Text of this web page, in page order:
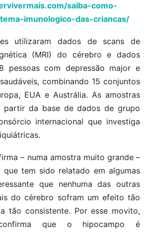
saiba-como-
imunologico-das-criancas/
utilizaram dados de scans de
(MRI) do cérebro e dados
pessoas com depressão major e
combinando 15 conjuntos
EUA e Austrália. As amostras
partir da base de dados de grupo
internacional que investiga
– numa amostra muito grande –
que tem sido relatado em algumas
que nenhuma das outras
do cérebro sofram um efeito tão
tão consistente. Por esse movito,
que o hipocampo é